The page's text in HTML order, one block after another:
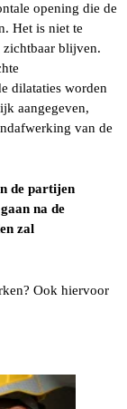
opening die de
Het is niet te
blijven.
dilataties worden
aangegeven,
van de
de partijen
na de
zal
Ook hiervoor